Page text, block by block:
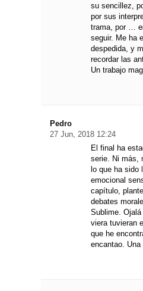
su sencillez,
por sus
trama, por …
seguir. Me ha
despedida, y
recordar las
Un trabajo
Pedro
27 Jun, 2018 12:24
El final ha
serie. Ni más,
lo que ha sido
emocional
capítulo,
debates
Sublime.
viera tuvieran
que he
encantao. Una